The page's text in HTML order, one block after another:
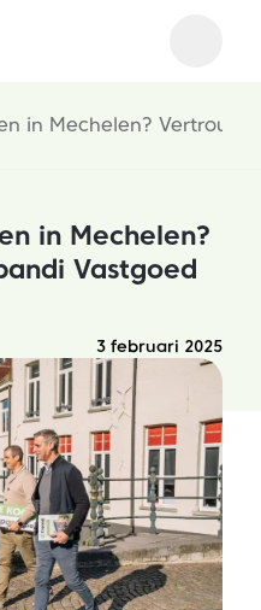
in Mechelen? Vertrouw
in Mechelen?
Vastgoed
3 februari 2025